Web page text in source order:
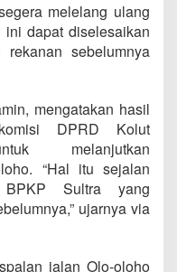
melelang ulang
dapat diselesaikan
sebelumnya
mengatakan hasil
DPRD Kolut
melanjutkan
“Hal itu sejalan
Sultra yang
ujarnya via
jalan Olo-oloho